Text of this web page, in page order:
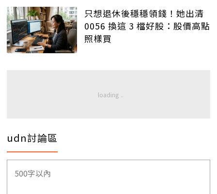
只想退休後穩穩領錢！她出清
0056 換這 3 檔好股：股價高點
照樣買
udn討論區